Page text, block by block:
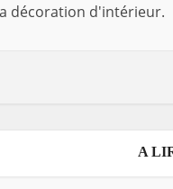
décoration d'intérieur.
A